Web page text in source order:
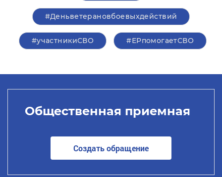
#Деньветерановбоевыхдействий
#участникиСВО #ЕРпомогаетСВО
Общественная приемная
Создать обращение